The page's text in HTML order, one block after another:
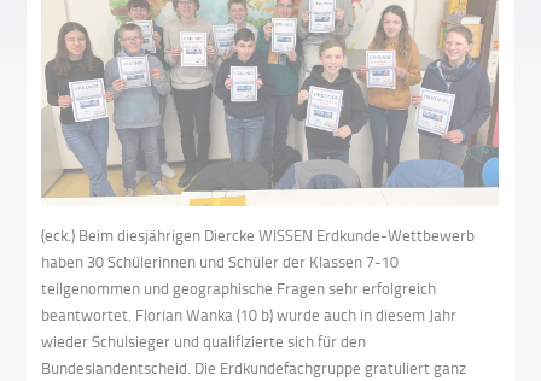
(eck.) Beim diesjährigen Diercke WISSEN Erdkunde-Wettbewerb
haben 30 Schülerinnen und Schüler der Klassen 7-10
teilgenommen und geographische Fragen sehr erfolgreich
beantwortet. Florian Wanka (10 b) wurde auch in diesem Jahr
wieder Schulsieger und qualifizierte sich für den
Bundeslandentscheid. Die Erdkundefachgruppe gratuliert ganz